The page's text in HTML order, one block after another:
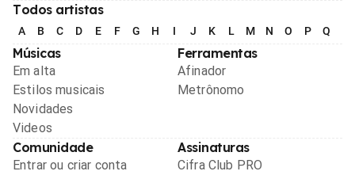
Todos artistas
A B C D E F G H I J K L M N O P Q
Músicas
Em alta
Estilos musicais
Novidades
Videos
Ferramentas
Afinador
Metrônomo
Comunidade
Entrar ou criar conta
Assinaturas
Cifra Club PRO